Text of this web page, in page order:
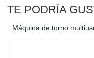
TE PODRÍA
Máquina de torno